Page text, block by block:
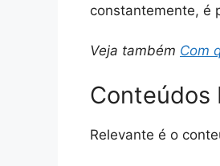
constantemente, é
Veja também Com
Conteúdos
Relevante é o